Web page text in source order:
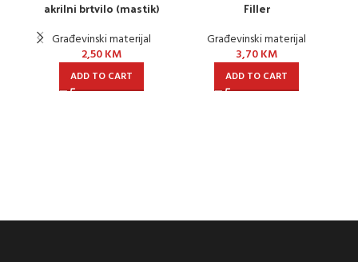
akrilni brtvilo (mastik)
Građevinski materijal
2,50KM
ADD TO CART
Filler
Građevinski materijal
3,70KM
ADD TO CART